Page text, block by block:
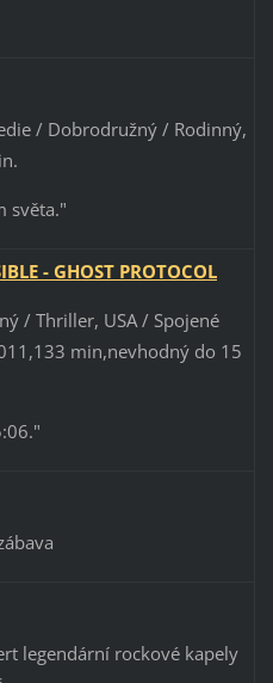
/ Dobrodružný / Rodinný,
světa."
- GHOST PROTOCOL
/ Thriller, USA / Spojené
min,nevhodný do 15
legendární rockové kapely